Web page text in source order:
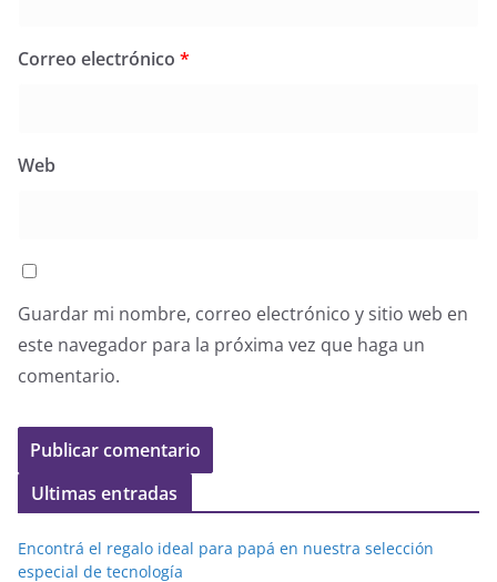
Correo electrónico *
Web
Guardar mi nombre, correo electrónico y sitio web en
este navegador para la próxima vez que haga un
comentario.
Ultimas entradas
Encontrá el regalo ideal para papá en nuestra selección
especial de tecnología